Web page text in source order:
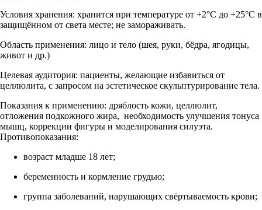
Условия хранения: хранится при температуре от +2°С до +25°С в
защищённом от света месте; не замораживать.
Область применения: лицо и тело (шея, руки, бёдра, ягодицы,
живот и др.)
Целевая аудитория: пациенты, желающие избавиться от
целлюлита, с запросом на эстетическое скульптурирование тела.
Показания к применению: дряблость кожи, целлюлит,
отложения подкожного жира, необходимость улучшения тонуса
мышц, коррекции фигуры и моделирования силуэта.
Противопоказания:
возраст младше 18 лет;
беременность и кормление грудью;
группа заболеваний, нарушающих свёртываемость крови;